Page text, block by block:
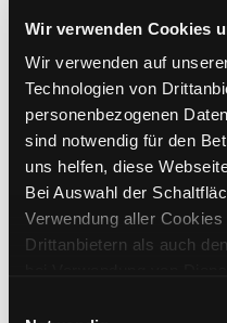
Wir verwenden Cookies
Wir verwenden auf
Technologien von
personenbezogenen
sind notwendig für den
uns helfen, diese
Bei Auswahl der
Verwendung aller
Drittanbietern als auch
Mehr Informationen
Exemplare
Zweigstelle:
Signatur: DIR
Standort 2: